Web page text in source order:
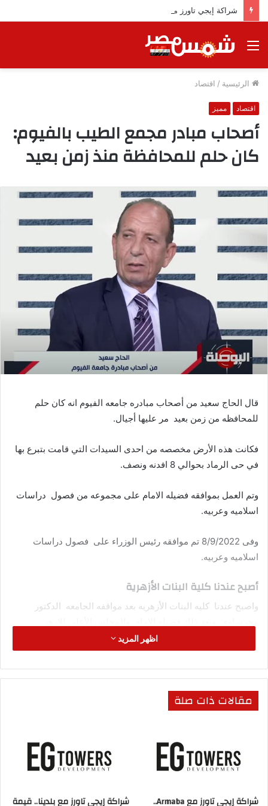
شراكة إيجي تاورز مع بلدينا.. قيمة مضافة تعزز نجاح المشروعات
القائمة
الرئيسية / اقتصاد
اقتصاد مميز
أصحاب مبادر مجمع الطيب بالفيوم:
كان حلم للمحافظة منذ زمن بعيد
قال الحاج سعيد من أصحاب مبادره جامعه الفيوم انه كان حلم
للمحافظه من زمن بعيد مر عليها أجيال.
فكانت هذه الأرض مخصصه من احدى السيدات التي قامت بتبرع بها
في حى الرماد بحوالي 8 افدنه ونصف.
وتم العمل بموافقه فضيله الامام على مجموعه من فصول دراسات
اسلاميه وعربيه.
وفى 8/9/2022 تم موافقه رئيس الوزراء على فصول دراسات
اسلاميه وعربيه.
أصبح عندنا كلية البنات الأزهرية
واصبح عندنا كليه البنات الأزهريه بعد مواقفه الجامعه الدكتور
ومن هنا تمت عمليه التوسيع ومن ضمن هذه التوسيعات طريق دار
الرماد الجديد وعمل على فك عمليه الازمه المروريه.
كما أضاف عملهم على مجمع الطيب الازهرى الذى سوف يصبح
مجمع علوم القراءن.
وتم تقديم الطلب لفضيله الامام والتي تم تحويلها لدكتور محرساوى
لكى يعتمدها لتكون كليه علوم قراءن.
اظهر المزيد
مقالات ذات صلة
شراكة إيجي تاورز مع Armaba.. شراكة إيجي تاورز مع بلدينا.. قيمة